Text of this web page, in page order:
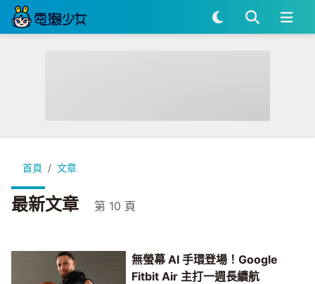
首頁 文章
最新文章 第 10 頁
無螢幕 AI 手環登場！Google
Fitbit Air 主打一週長續航